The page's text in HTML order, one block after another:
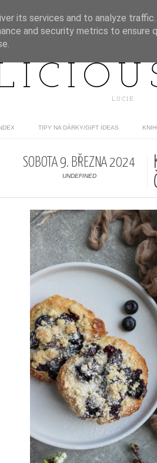
LUCIE
TIPY NA DÁRKY/GIFT IDEAS
SOBOTA 9. BŘEZNA 2024
UNDEFINED
its services and to analyze
and security metrics to ensure